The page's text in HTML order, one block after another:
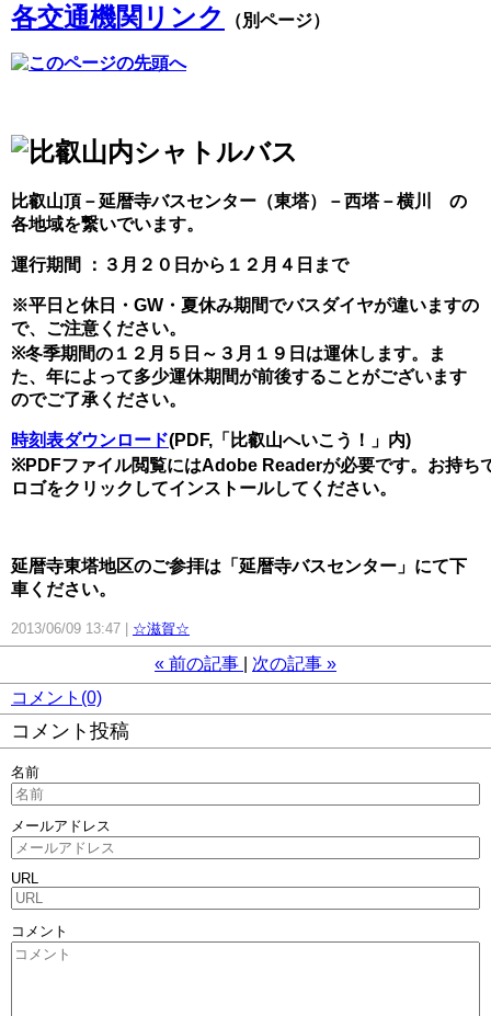
各交通機関リンク （別ページ）
比叡山頂－延暦寺バスセンター（東塔）－西塔－横川 の
各地域を繋いでいます。
運行期間 ：３月２０日から１２月４日まで
※平日と休日・GW・夏休み期間でバスダイヤが違いますの
で、ご注意ください。
※冬季期間の１２月５日～３月１９日は運休します。ま
た、年によって多少運休期間が前後することがございます
のでご了承ください。
時刻表ダウンロード(PDF,「比叡山へいこう！」内)
※PDFファイル閲覧にはAdobe Readerが必要です。お持ち
ロゴをクリックしてインストールしてください。
延暦寺東塔地区のご参拝は「延暦寺バスセンター」にて下
車ください。
2013/06/09 13:47 ☆滋賀☆
« 前の記事 次の記事 »
コメント(0)
コメント投稿
名前
メールアドレス
URL
コメント